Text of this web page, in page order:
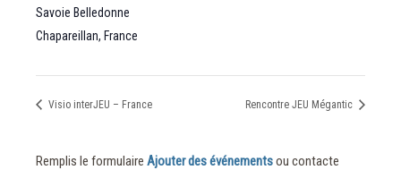
Savoie Belledonne
Chapareillan, France
Visio interJEU – France Rencontre JEU Mégantic
Remplis le formulaire Ajouter des événementsou contacte